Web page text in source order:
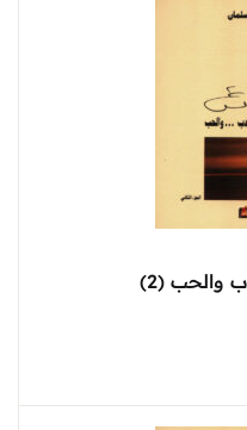
والحب (2)